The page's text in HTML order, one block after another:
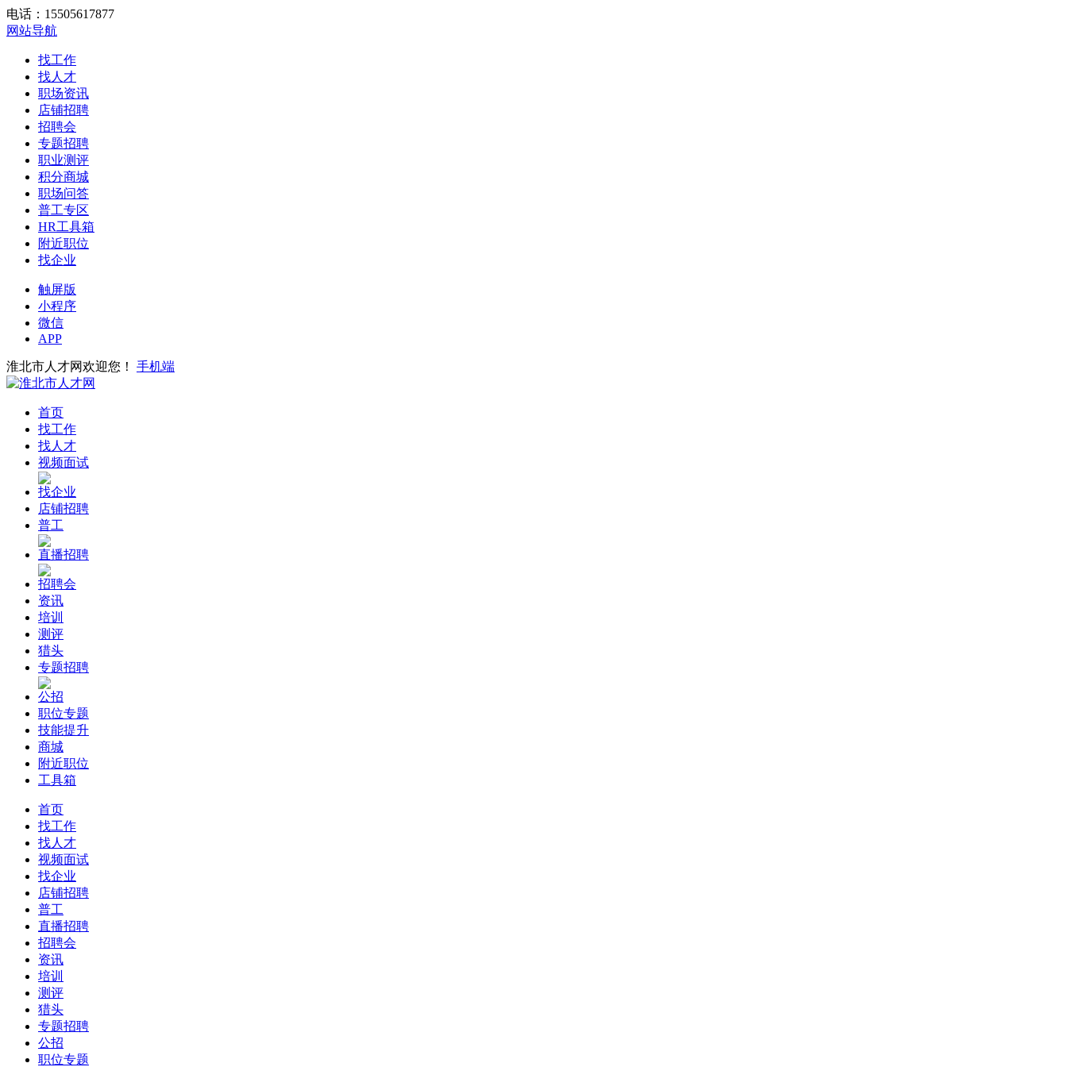
电话：15505617877
网站导航
找工作
找人才
职场资讯
店铺招聘
招聘会
专题招聘
职业测评
积分商城
职场问答
普工专区
HR工具箱
附近职位
找企业
触屏版
小程序
微信
APP
淮北市人才网欢迎您！ 手机端
首页
找工作
找人才
视频面试
找企业
店铺招聘
普工
直播招聘
招聘会
资讯
培训
测评
猎头
专题招聘
公招
职位专题
技能提升
商城
附近职位
工具箱
首页
找工作
找人才
视频面试
找企业
店铺招聘
普工
直播招聘
招聘会
资讯
培训
测评
猎头
专题招聘
公招
职位专题